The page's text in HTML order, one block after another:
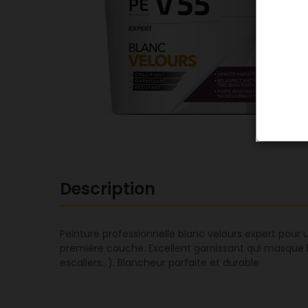
Description
Peinture professionnelle blanc velours expert
première couche. Excellent garnissant qui
escaliers…). Blancheur parfaite et durable